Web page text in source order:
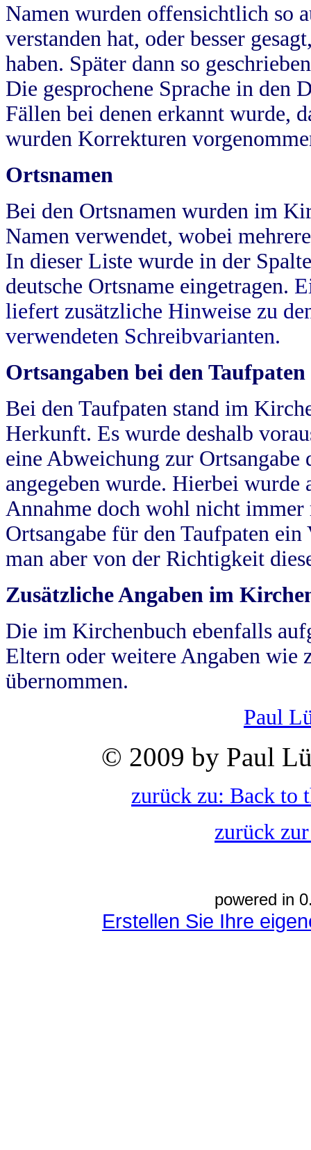
Namen wurden offensichtlich so
verstanden hat, oder besser
haben. Später dann so
Die gesprochene Sprache in
Fällen bei denen erkannt wurde,
wurden Korrekturen
Ortsnamen
Bei den Ortsnamen wurden im
Namen verwendet, wobei
In dieser Liste wurde in der
deutsche Ortsname eingetragen.
liefert zusätzliche Hinweise zu
verwendeten Schreibvarianten.
Ortsangaben bei den Taufpaten
Bei den Taufpaten stand im
Herkunft. Es wurde deshalb
eine Abweichung zur
angegeben wurde. Hierbei wurde
Annahme doch wohl nicht
Ortsangabe für den Taufpaten
man aber von der Richtigkeit
Zusätzliche Angaben im
Die im Kirchenbuch ebenfalls
Eltern oder weitere Angaben wie
übernommen.
Paul
© 2009 by Paul
zurück zu: Back to
zurück
powered in
Erstellen Sie Ihre